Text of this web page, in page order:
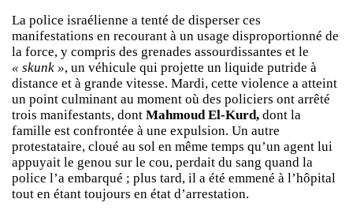
La police israélienne a tenté de disperser ces
manifestations en recourant à un usage disproportionné de
la force, y compris des grenades assourdissantes et le
« skunk », un véhicule qui projette un liquide putride à
distance et à grande vitesse. Mardi, cette violence a atteint
un point culminant au moment où des policiers ont arrêté
trois manifestants, dont Mahmoud El-Kurd, dont la
famille est confrontée à une expulsion. Un autre
protestataire, cloué au sol en même temps qu’un agent lui
appuyait le genou sur le cou, perdait du sang quand la
police l’a embarqué ; plus tard, il a été emmené à l’hôpital
tout en étant toujours en état d’arrestation.